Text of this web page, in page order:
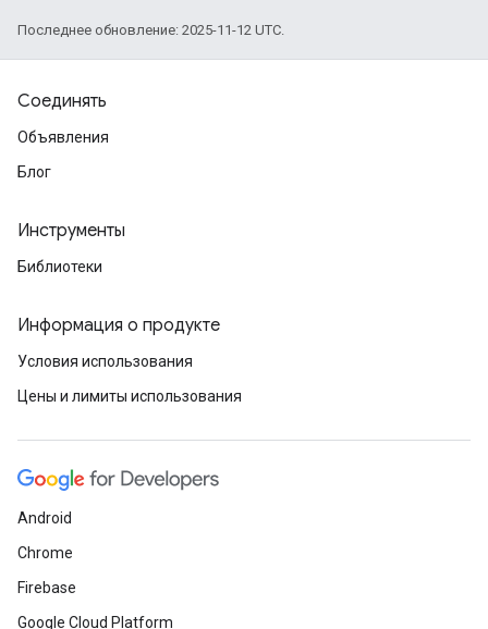
Последнее обновление: 2025-11-12 UTC.
Соединять
Объявления
Блог
Инструменты
Библиотеки
Информация о продукте
Условия использования
Цены и лимиты использования
Android
Chrome
Firebase
Google Cloud Platform